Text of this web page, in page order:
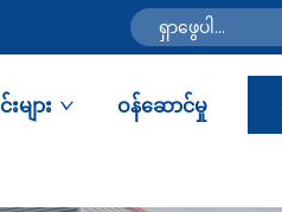
ျား ဝန်ဆောင်မှု